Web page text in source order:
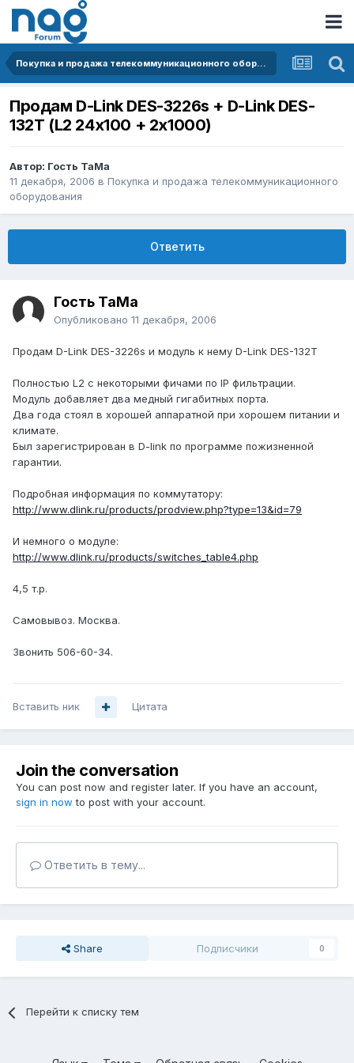
Покупка и продажа телекоммуникационного оборудования
Продам D-Link DES-3226s + D-Link DES-
132T (L2 24x100 + 2x1000)
Автор: Гость TaMa
11 декабря, 2006 в Покупка и продажа телекоммуникационного
оборудования
Ответить
Гость TaMa
Опубликовано 11 декабря, 2006
Продам D-Link DES-3226s и модуль к нему D-Link DES-132T
Полностью L2 с некоторыми фичами по IP фильтрации.
Модуль добавляет два медный гигабитных порта.
Два года стоял в хорошей аппаратной при хорошем питании и
климате.
Был зарегистрирован в D-link по программе пожизненной
гарантии.
Подробная информация по коммутатору:
http://www.dlink.ru/products/prodview.php?type=13&id=79
И немного о модуле:
http://www.dlink.ru/products/switches_table4.php
4,5 т.р.
Самовывоз. Москва.
Звонить 506-60-34.
Вставить ник Цитата
Join the conversation
You can post now and register later. If you have an account,
sign in now to post with your account.
Ответить в тему...
Share Подписчики 0
Перейти к списку тем